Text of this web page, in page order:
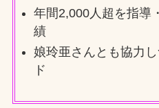
年間2,000人超を指導
績
娘玲亜さんとも協力
ド